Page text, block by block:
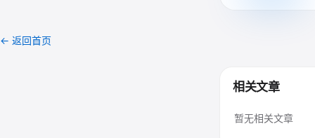
← 返回首页
相关文章
暂无相关文章